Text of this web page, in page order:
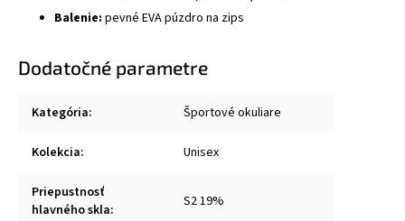
Balenie: pevné EVA púzdro na zips
Dodatočné parametre
Kategória: Športové okuliare
Kolekcia: Unisex
Priepustnosť
hlavného skla: S2 19%